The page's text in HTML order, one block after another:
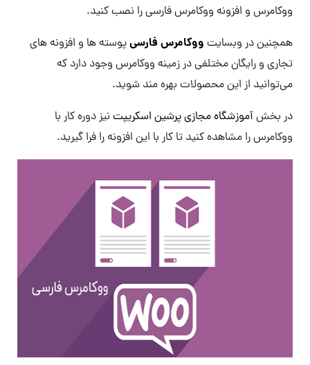
ووکامرس و افزونه ووکامرس فارسی را نصب کنید.
همچنین در وبسایت ووکامرس فارسیپوسته ها و افزونه های
تجاری و رایگان مختلفی در زمینه ووکامرس وجود دارد که
می‌توانید از این محصولات بهره مند شوید.
در بخشآموزشگاه مجازی پرشین اسکریپت نیز دوره کار با
ووکامرس را مشاهده کنید تا کار با این افزونه را فرا گیرید.